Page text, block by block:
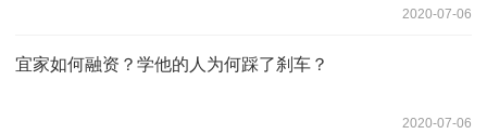
2020-07-06
宜家如何融资？学他的人为何踩了刹车？
2020-07-06